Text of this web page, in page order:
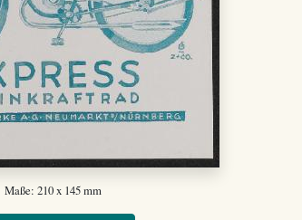
Maße: 210 x 145 mm